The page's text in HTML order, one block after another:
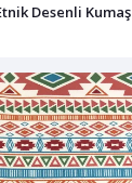
Desenli Kumaş